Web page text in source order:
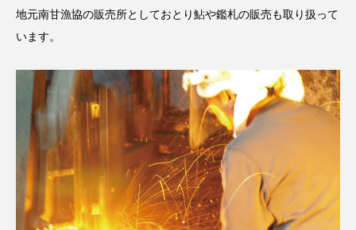
地元南甘漁協の販売所としておとり鮎や鑑札の販売も取り扱って
います。